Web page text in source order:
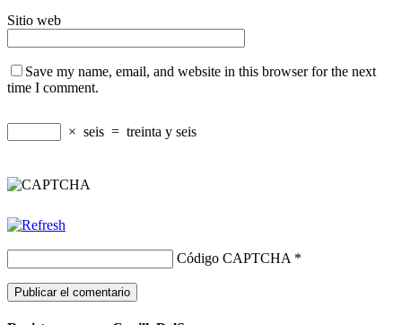
Sitio web
Save my name, email, and website in this browser for the next
time I comment.
× seis = treinta y seis
Código CAPTCHA *